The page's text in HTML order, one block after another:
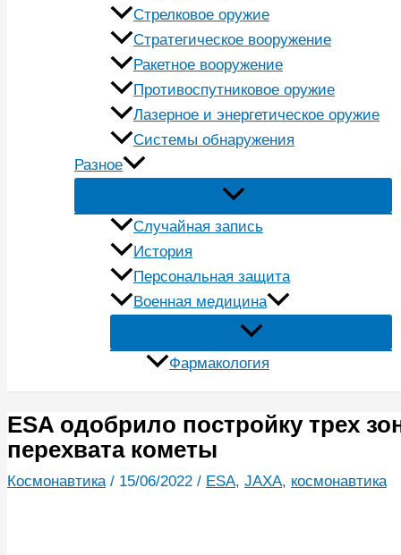
Стрелковое оружие
Стратегическое вооружение
Ракетное вооружение
Противоспутниковое оружие
Лазерное и энергетическое оружие
Системы обнаружения
Разное
Случайная запись
История
Персональная защита
Военная медицина
Фармакология
ESA одобрило постройку трех
перехвата кометы
Космонавтика / 15/06/2022 / ESA, JAXA, космонавтика